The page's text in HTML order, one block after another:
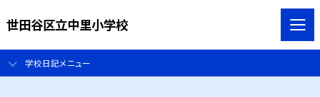
世田谷区立中里小学校
学校日記メニュー